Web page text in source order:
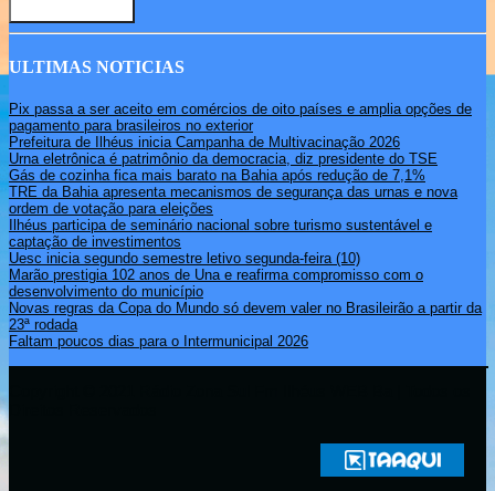
ULTIMAS NOTICIAS
Pix passa a ser aceito em comércios de oito países e amplia opções de
pagamento para brasileiros no exterior
Prefeitura de Ilhéus inicia Campanha de Multivacinação 2026
Urna eletrônica é patrimônio da democracia, diz presidente do TSE
Gás de cozinha fica mais barato na Bahia após redução de 7,1%
TRE da Bahia apresenta mecanismos de segurança das urnas e nova
ordem de votação para eleições
Ilhéus participa de seminário nacional sobre turismo sustentável e
captação de investimentos
Uesc inicia segundo semestre letivo segunda-feira (10)
Marão prestigia 102 anos de Una e reafirma compromisso com o
desenvolvimento do município
Novas regras da Copa do Mundo só devem valer no Brasileirão a partir da
23ª rodada
Faltam poucos dias para o Intermunicipal 2026